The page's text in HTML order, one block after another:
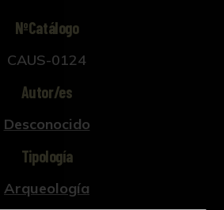
NºCatálogo
CAUS-0124
Autor/es
Desconocido
Tipología
Arqueología